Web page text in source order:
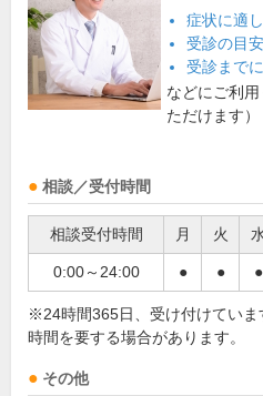
症状に適
受診の目
受診まで
などにご利
ただけます）
相談／受付時間
相談受付時間 月 火
0:00～24:00 ● ● ●
※24時間365日、受け付けていま
時間を要する場合があります。
その他